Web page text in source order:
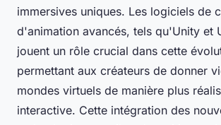
immersives uniques. Les logiciels de
d'animation avancés, tels qu'Unity et
jouent un rôle crucial dans cette
permettant aux créateurs de donner
mondes virtuels de manière plus
interactive. Cette intégration des